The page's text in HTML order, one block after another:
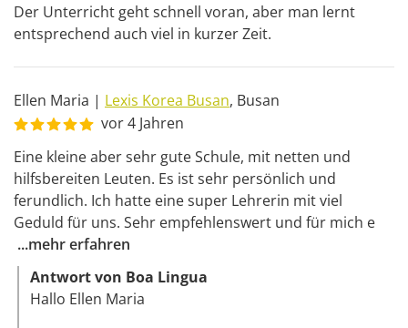
Der Unterricht geht schnell voran, aber man lernt
entsprechend auch viel in kurzer Zeit.
Ellen Maria | Lexis Korea Busan, Busan
vor 4 Jahren
Eine kleine aber sehr gute Schule, mit netten und
hilfsbereiten Leuten. Es ist sehr persönlich und
ferundlich. Ich hatte eine super Lehrerin mit viel
Geduld für uns. Sehr empfehlenswert und für mich e
...mehr erfahren
Antwort von Boa Lingua
Hallo Ellen Maria